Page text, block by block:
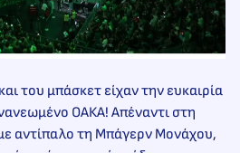
του μπάσκετ είχαν την ευκαιρία
ΟΑΚΑ! Απέναντι στη
αντίπαλο τη Μπάγερν Μονάχου,